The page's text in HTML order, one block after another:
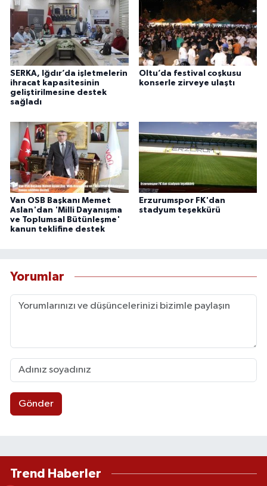
SERKA, Iğdır’da işletmelerin
ihracat kapasitesinin
geliştirilmesine destek
sağladı
Oltu’da festival coşkusu
konserle zirveye ulaştı
Van OSB Başkanı Memet
Aslan'dan 'Milli Dayanışma
ve Toplumsal Bütünleşme'
kanun teklifine destek
Erzurumspor FK'dan
stadyum teşekkürü
Yorumlar
Gönder
Trend Haberler